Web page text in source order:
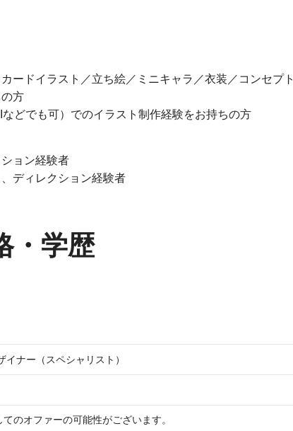
ードイラスト／立ち絵／ミニキャラ／衣装／コンセプト
方
どでも可）でのイラスト制作経験をお持ちの方
ョン経験者
ディレクション経験者
・学歴
イナー（スペシャリスト）
のオファーの可能性がございます。